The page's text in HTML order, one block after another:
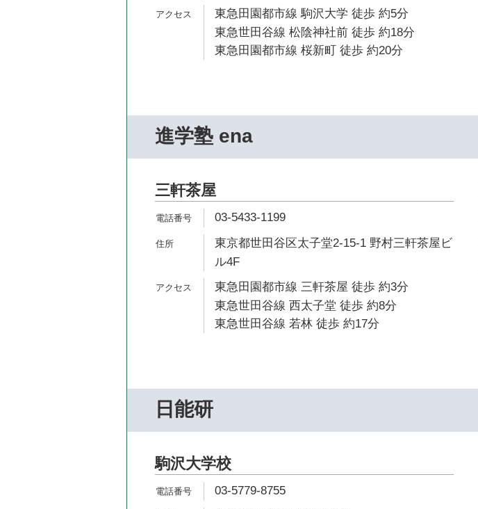
東急田園都市線 駒沢大学 徒歩 約5分
東急世田谷線 松陰神社前 徒歩 約18分
東急田園都市線 桜新町 徒歩 約20分
進学塾 ena
三軒茶屋
03-5433-1199
東京都世田谷区太子堂2-15-1 野村三軒茶屋ビ
ル4F
東急田園都市線 三軒茶屋 徒歩 約3分
東急世田谷線 西太子堂 徒歩 約8分
東急世田谷線 若林 徒歩 約17分
日能研
駒沢大学校
03-5779-8755